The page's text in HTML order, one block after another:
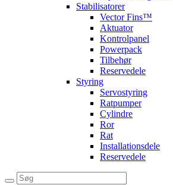
Stabilisatorer
Vector Fins™
Aktuator
Kontrolpanel
Powerpack
Tilbehør
Reservedele
Styring
Servostyring
Ratpumper
Cylindre
Ror
Rat
Installationsdele
Reservedele